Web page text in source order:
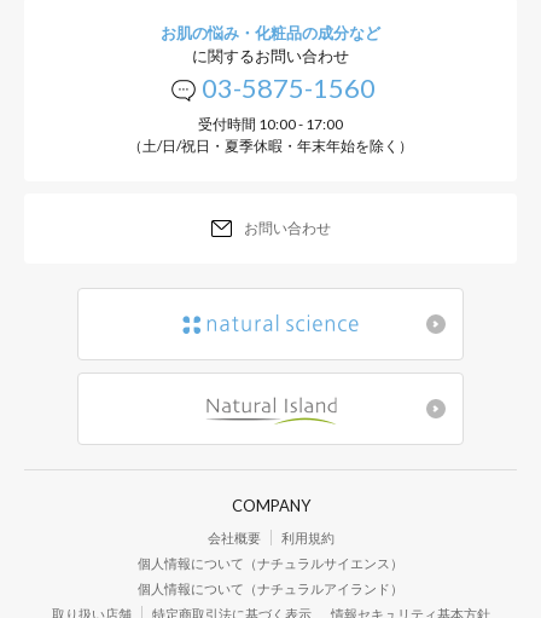
お肌の悩み・化粧品の成分など
に関するお問い合わせ
03-5875-1560
受付時間 10:00 - 17:00
（土/日/祝日・夏季休暇・年末年始を除く）
お問い合わせ
COMPANY
会社概要
利用規約
個人情報について（ナチュラルサイエンス）
個人情報について（ナチュラルアイランド）
取り扱い店舗
特定商取引法に基づく表示 情報セキュリティ基本方針